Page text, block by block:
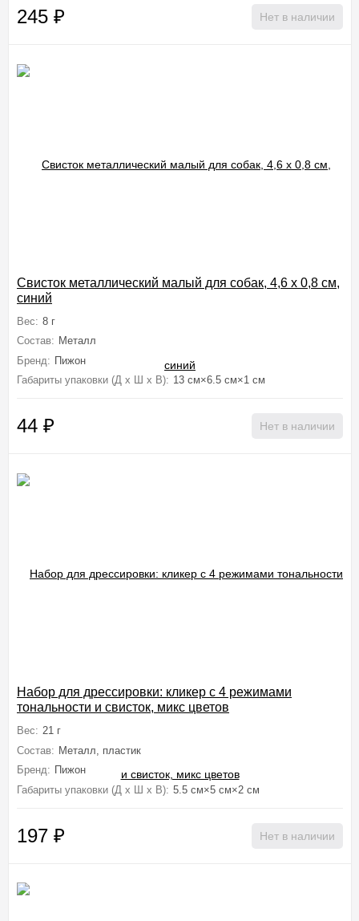
245 ₽ Нет в наличии
Свисток металлический малый для собак, 4,6 х 0,8 см,
синий
Вес: 8 г
Состав: Металл
Бренд: Пижон
Габариты упаковки (Д х Ш х В): 13 см×6.5 см×1 см
44 ₽ Нет в наличии
Набор для дрессировки: кликер с 4 режимами
тональности и свисток, микс цветов
Вес: 21 г
Состав: Металл, пластик
Бренд: Пижон
Габариты упаковки (Д х Ш х В): 5.5 см×5 см×2 см
197 ₽ Нет в наличии